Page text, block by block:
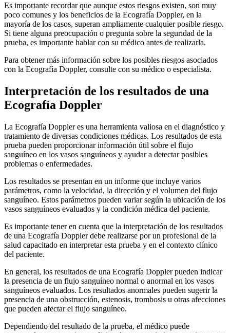
Es importante recordar que aunque estos riesgos existen, son muy
poco comunes y los beneficios de la Ecografía Doppler, en la
mayoría de los casos, superan ampliamente cualquier posible riesgo.
Si tiene alguna preocupación o pregunta sobre la seguridad de la
prueba, es importante hablar con su médico antes de realizarla.
Para obtener más información sobre los posibles riesgos asociados
con la Ecografía Doppler, consulte con su médico o especialista.
Interpretación de los resultados de una
Ecografía Doppler
La Ecografía Doppler es una herramienta valiosa en el diagnóstico y
tratamiento de diversas condiciones médicas. Los resultados de esta
prueba pueden proporcionar información útil sobre el flujo
sanguíneo en los vasos sanguíneos y ayudar a detectar posibles
problemas o enfermedades.
Los resultados se presentan en un informe que incluye varios
parámetros, como la velocidad, la dirección y el volumen del flujo
sanguíneo. Estos parámetros pueden variar según la ubicación de los
vasos sanguíneos evaluados y la condición médica del paciente.
Es importante tener en cuenta que la interpretación de los resultados
de una Ecografía Doppler debe realizarse por un profesional de la
salud capacitado en interpretar esta prueba y en el contexto clínico
del paciente.
En general, los resultados de una Ecografía Doppler pueden indicar
la presencia de un flujo sanguíneo normal o anormal en los vasos
sanguíneos evaluados. Los resultados anormales pueden sugerir la
presencia de una obstrucción, estenosis, trombosis u otras afecciones
que pueden afectar el flujo sanguíneo.
Dependiendo del resultado de la prueba, el médico puede